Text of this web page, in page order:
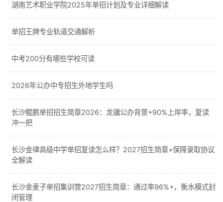
湖南艺术职业学院2025年单招计划及专业详细解读
单招王牌专业轨道交通解析
中考200分有哪些学校可读
2026年公办中专招生外地学生吗
长沙鲲鹏单招招生简章2026：龙骧公办背景+90%上岸率，复读
冲一把
长沙金律高级中学单招复读怎么样？2027招生简章+保障录取协议
全解读
长沙金麦子单招集训营2027招生简章：通过率96%+，衡水模式封
闭管理